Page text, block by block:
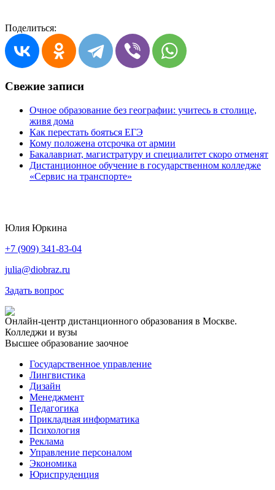
Поделиться:
Свежие записи
Очное образование без географии: учитесь в столице,
живя дома
Как перестать бояться ЕГЭ
Кому положена отсрочка от армии
Бакалавриат, магистратуру и специалитет скоро отменят
Дистанционное обучение в государственном колледже
«Сервис на транспорте»
Юлия Юркина
+7 (909) 341-83-04
julia@diobraz.ru
Задать вопрос
Онлайн-центр дистанционного образования в Москве.
Колледжи и вузы
Высшее образование заочное
Государственное управление
Лингвистика
Дизайн
Менеджмент
Педагогика
Прикладная информатика
Психология
Реклама
Управление персоналом
Экономика
Юриспруденция